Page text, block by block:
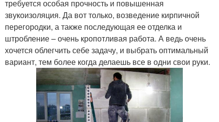
требуется особая прочность и повышенная
звукоизоляция. Да вот только, возведение кирпичной
перегородки, а также последующая ее отделка и
штробление – очень кропотливая работа. А ведь очень
хочется облегчить себе задачу, и выбрать оптимальный
вариант, тем более когда делаешь все в одни свои руки.